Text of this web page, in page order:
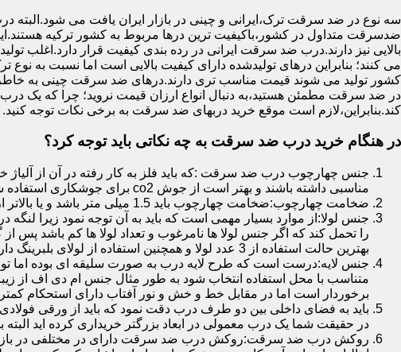
سه نوع در ضد سرقت ترک،ایرانی و چینی در بازار ایران یافت می شود.البته
ضدسرقت متداول در کشور،باکیفیت ترین درها مربوط به کشور ترکیه
بالایی نیز دارند.درب ضد سرقت ایرانی در رده بندی کیفیت قرار دارد.اغلب
می کنند؛ بنابراین درهای تولیدشده دارای کیفیت بالایی است اما نسبت به
کشور تولید می شوند قیمت مناسب تری دارند.درهای ضد سرقت چینی به خاطر
در ضد سرقت مطمئن هستید،به دنبال انواع ارزان قیمت نروید؛ چرا که
کند.بنابراین،لازم است موقع خرید دربهای ضد سرقت به برخی نکات توجه کنید.
در هنگام خرید درب ضد سرقت به چه نکاتی باید توجه کرد؟
جنس چهارچوب درب ضد سرقت :که باید فلز به کار رفته در آن از
مناسبی داشته باشند و بهتر است از جوش co2 برای جوشکاری استفاده شده باشد.
ضخامت چهارچوب:ضخامت چهارچوب باید 1.5 میلی متر باشد و یا بالاتر از آن
جنس لولا:از موارد بسیار مهمی است که باید به آن توجه نمود زیرا لنگه
را تحمل کند که اگر جنس لولا ها نامرغوب و تعداد لولا ها کم باشد
بهترین حالت استفاده از 3 عدد لولا و همچنین استفاده از لولای بلبرینگ دار است.
جنس لایه:درست است که طرح لایه درب به صورت سلیقه ای بوده اما
متناسب با محل استفاده انتخاب شود به طور مثال جنس ام دی اف از
برخوردار است اما در مقابل خط و خش و نور آفتاب دارای استحکام
باید به فضای داخلی بین دو طرف درب دقت نمود که باید از ورقی
در حقیقت شما یک درب معمولی در ابعاد بزرگتر خریداری کرده اید
روکش درب ضد سرقت:روکش درب ضد سرقت دارای در مختلفی در